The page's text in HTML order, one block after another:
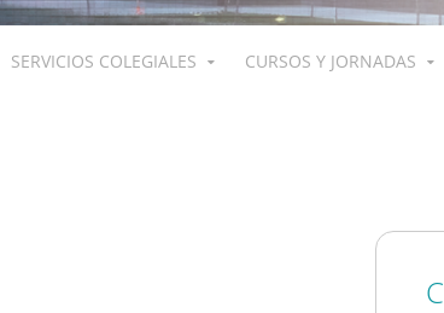
SERVICIOS COLEGIALES CURSOS Y JORNADAS